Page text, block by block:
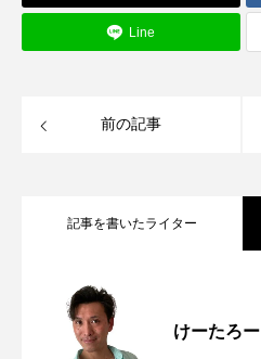
Line
前の記事
記事を書いたライター
けーたろー
2026.08.10